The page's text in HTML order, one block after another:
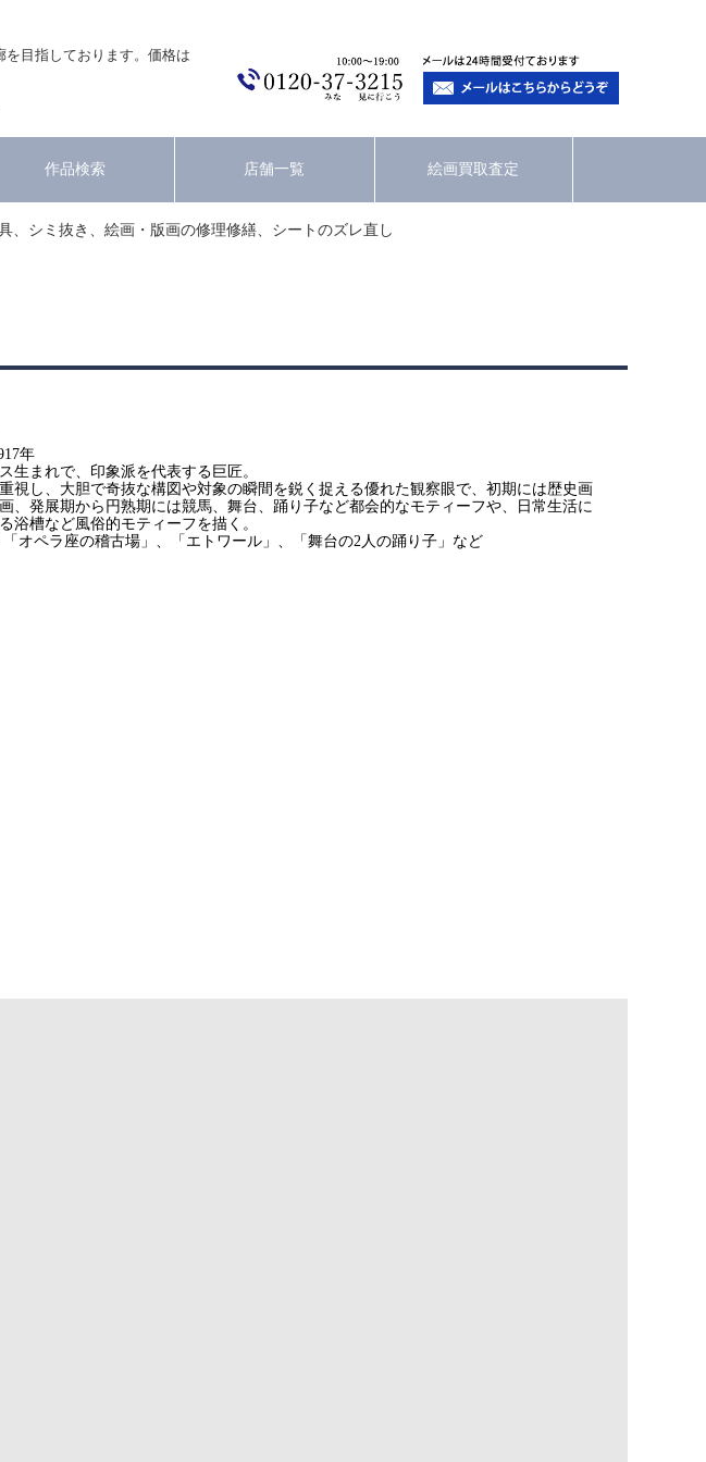
目指しております。価格は
作品検索 店舗一覧 絵画買取査定
、シミ抜き、絵画・版画の修理修繕、シートのズレ直し
年
生まれで、印象派を代表する巨匠。
視し、大胆で奇抜な構図や対象の瞬間を鋭く捉える優れた観察眼で、初期には歴史画
、発展期から円熟期には競馬、舞台、踊り子など都会的なモティーフや、日常生活に
浴槽など風俗的モティーフを描く。
オペラ座の稽古場」、「エトワール」、「舞台の2人の踊り子」など